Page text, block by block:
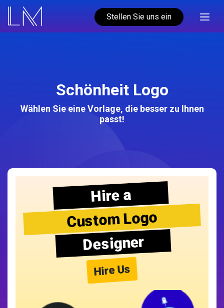
Stellen Sie uns ein
Schönheit Logo
Wählen Sie eine Vorlage, die besser zu Ihnen
passt!
Hire a
Custom Logo
Designer
Hire Us